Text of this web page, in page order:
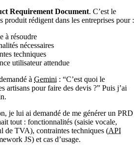
Requirement Document. C’est le
produit rédigent dans les entreprises pour :
à résoudre
nécessaires
techniques
utilisateur attendue
à Gemini : “C’est quoi le
artisans pour faire des devis ?” Puis j’ai
je lui ai demandé de me générer un PRD
tout : fonctionnalités (saisie vocale,
de TVA), contraintes techniques (API
JS) et cas d’usage.